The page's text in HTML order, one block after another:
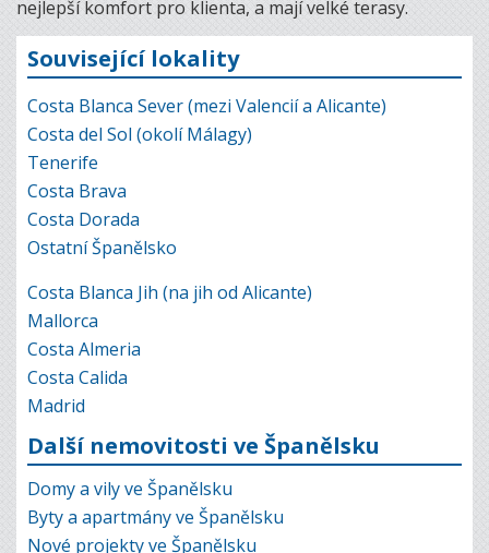
nejlepší komfort pro klienta, a mají velké terasy.
Související lokality
Costa Blanca Sever (mezi Valencií a Alicante)
Costa del Sol (okolí Málagy)
Tenerife
Costa Brava
Costa Dorada
Ostatní Španělsko
Costa Blanca Jih (na jih od Alicante)
Mallorca
Costa Almeria
Costa Calida
Madrid
Další nemovitosti ve Španělsku
Domy a vily ve Španělsku
Byty a apartmány ve Španělsku
Nové projekty ve Španělsku